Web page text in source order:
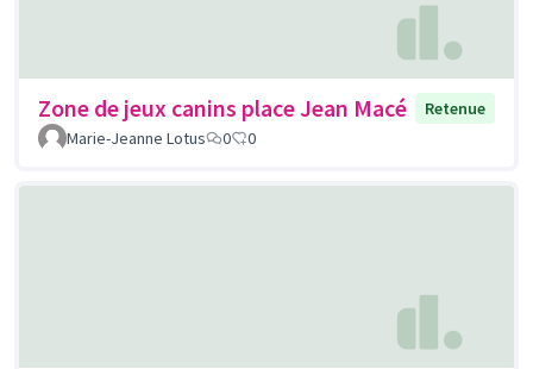
Zone de jeux canins place Jean Macé
Retenue
Marie-Jeanne Lotus
0 0